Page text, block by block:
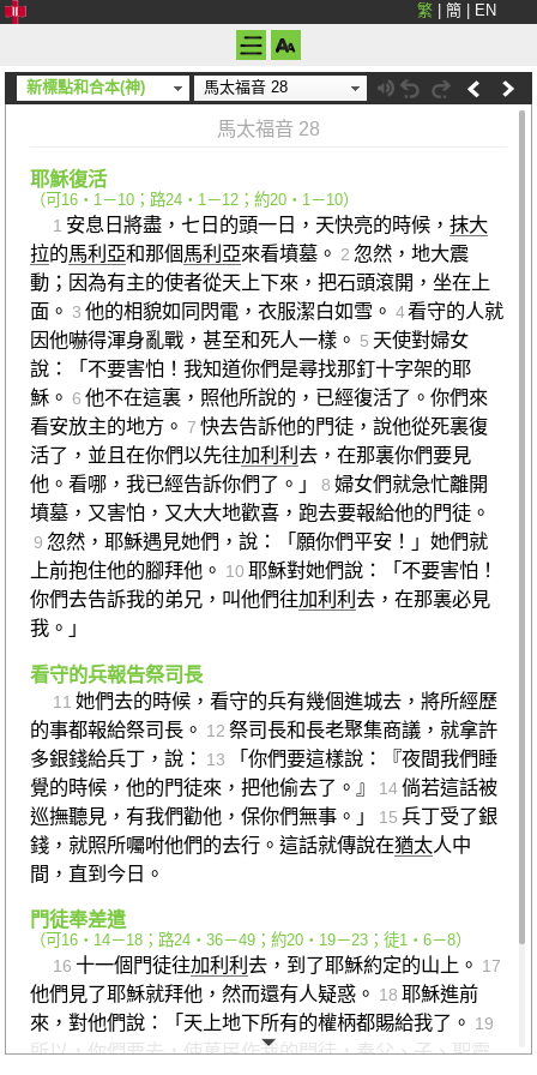
繁 簡 EN
新標點和合本(神) 馬太福音 28
馬太福音 28
耶穌復活
（ 可16‧1－10 ； 路24‧1－12 ；約20‧1－10）
1 安息日將盡，七日的頭一日，天快亮的時候，抹大
拉的馬利亞和那個 馬利亞來看墳墓。 2 忽然，地大震
動；因為有主的使者從天上下來，把石頭滾開，坐在上
面。 3 他的相貌如同閃電，衣服潔白如雪。 4看守的人就
因他嚇得渾身亂戰，甚至和死人一樣。 5 天使對婦女
說：「不要害怕！我知道你們是尋找那釘十字架的耶
穌。 6 他不在這裏，照他所說的，已經復活了。你們來
看安放主的地方。 7 快去告訴他的門徒，說他從死裏復
活了，並且在你們以先往加利利去，在那裏你們要見
他。看哪，我已經告訴你們了。」
8 婦女們就急忙離開
墳墓，又害怕，又大大地歡喜，跑去要報給他的門徒。
9 忽然，耶穌遇見她們，說：「願你們平安！」她們就
上前抱住他的腳拜他。 10 耶穌對她們說：「不要害怕！
你們去告訴我的弟兄，叫他們往加利利去，在那裏必見
我。」
看守的兵報告祭司長
11 她們去的時候，看守的兵有幾個進城去，將所經歷
的事都報給祭司長。 12 祭司長和長老聚集商議，就拿許
多銀錢給兵丁，說：
13
「你們要這樣說：『夜間我們睡
覺的時候，他的門徒來，把他偷去了。』
14倘若這話被
巡撫聽見，有我們勸他，保你們無事。」
15 兵丁受了銀
錢，就照所囑咐他們的去行。這話就傳說在猶太人中
間，直到今日。
門徒奉差遣
（ 可16‧14－18 ； 路24‧36－49 ；約20‧19－23 ；徒1‧6－8）
16 十一個門徒往加利利去，到了耶穌約定的山上。 17
他們見了耶穌就拜他，然而還有人疑惑。 18 耶穌進前
來，對他們說：「天上地下所有的權柄都賜給我了。 19
所以，你們要去，使萬民作我的門徒，奉父、子、聖靈